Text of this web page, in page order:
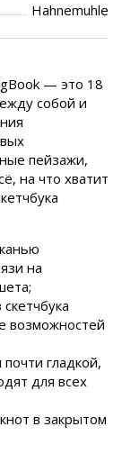
Hahnemuhle
— это 18
собой и
пейзажи,
на что хватит
на
возможностей
гладкой,
для всех
в закрытом